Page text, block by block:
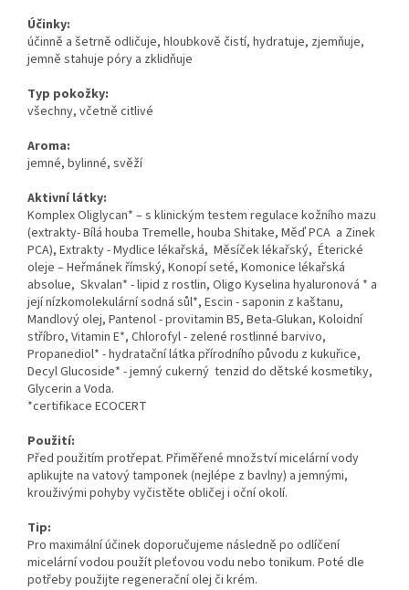
Účinky:
účinně a šetrně odličuje, hloubkově čistí, hydratuje, zjemňuje,
jemně stahuje póry a zklidňuje
Typ pokožky:
všechny, včetně citlivé
Aroma:
jemné, bylinné, svěží
Aktivní látky:
Komplex Oliglycan* – s klinickým testem regulace kožního mazu
(extrakty- Bílá houba Tremelle, houba Shitake, Měď PCA a Zinek
PCA), Extrakty - Mydlice lékařská, Měsíček lékařský, Éterické
oleje – Heřmánek římský, Konopí seté, Komonice lékařská
absolue, Skvalan* - lipid z rostlin, Oligo Kyselina hyaluronová * a
její nízkomolekulární sodná sůl*, Escin - saponin z kaštanu,
Mandlový olej, Pantenol - provitamin B5, Beta-Glukan, Koloidní
stříbro, Vitamin E*, Chlorofyl - zelené rostlinné barvivo,
Propanediol* - hydratační látka přírodního původu z kukuřice,
Decyl Glucoside* - jemný cukerný tenzid do dětské kosmetiky,
Glycerin a Voda.
*certifikace ECOCERT
Použití:
Před použitím protřepat. Přiměřené množství micelární vody
aplikujte na vatový tamponek (nejlépe z bavlny) a jemnými,
krouživými pohyby vyčistěte obličej i oční okolí.
Tip:
Pro maximální účinek doporučujeme následně po odlíčení
micelární vodou použít pleťovou vodu nebo tonikum. Poté dle
potřeby použijte regenerační olej či krém.